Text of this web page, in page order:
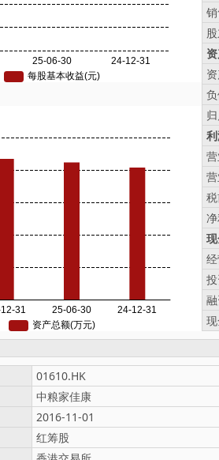
01610.HK
中粮家佳康
2016-11-01
红筹股